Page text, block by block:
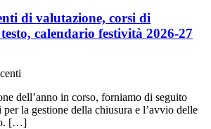
di valutazione, corsi di
calendario festività 2026-27
dell’anno in corso, forniamo di seguito
la gestione della chiusura e l’avvio delle
[…]